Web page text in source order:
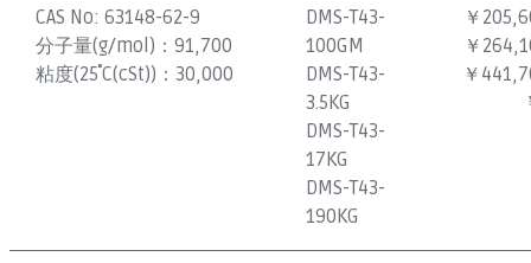
CAS No:63148-62-9
分子量(g/mol)：91,700
粘度(25˚C(cSt))：30,000
DMS-T43-
100GM
DMS-T43-
3.5KG
DMS-T43-
17KG
DMS-T43-
190KG
￥
￥
￥